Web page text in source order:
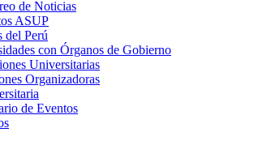
de Noticias
ASUP
del Perú
con Órganos de Gobierno
Universitarias
Organizadoras
de Eventos